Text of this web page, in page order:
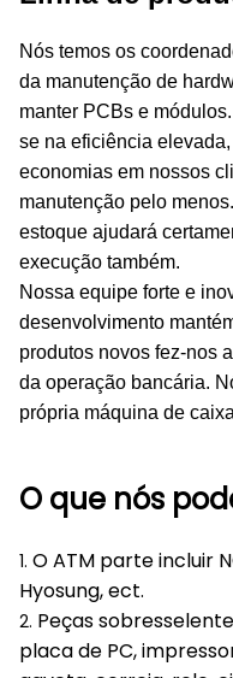
Nós temos os
da manutenção de
manter PCBs e
se na eficiência
economias em nossos
manutenção pelo
estoque ajudará
execução também.
Nossa equipe forte e
desenvolvimento
produtos novos fez-nos
da operação bancária.
própria máquina de
O que nós
1. O ATM parte incluir
Hyosung, ect.
2. Peças
placa de PC,